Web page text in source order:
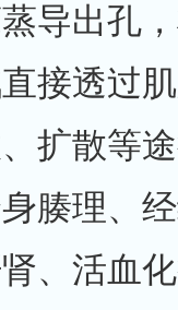
导出孔
接透过
扩散等
腠理、
、活血